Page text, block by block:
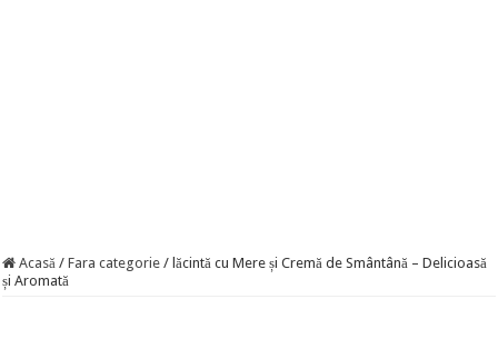
Acasă / Fara categorie / lăcintă cu Mere și Cremă de Smântână – Delicioasă
și Aromată